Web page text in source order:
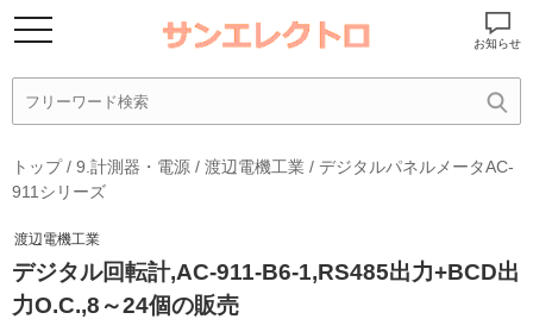
お知らせ
トップ/ 9.計測器・電源 / 渡辺電機工業 / デジタルパネルメータAC-
911シリーズ
渡辺電機工業
デジタル回転計,AC-911-B6-1,RS485出力+BCD出
力O.C.,8～24個の販売